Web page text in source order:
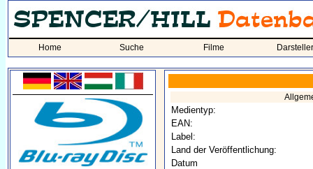
Home Suche Filme Darsteller
Medientyp:
EAN:
Label:
Land der Veröffentlichung:
Datum